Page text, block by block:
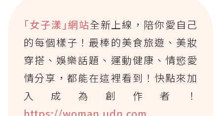
｢女子漾｣網站全新上線，陪你愛自己
的每個樣子！最棒的美食旅遊、美妝
穿搭、娛樂話題、運動健康、情慾愛
情分享，都能在這裡看到！快點來加
入成為創作者！